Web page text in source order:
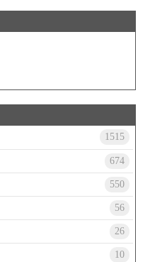
1515
674
550
56
26
10